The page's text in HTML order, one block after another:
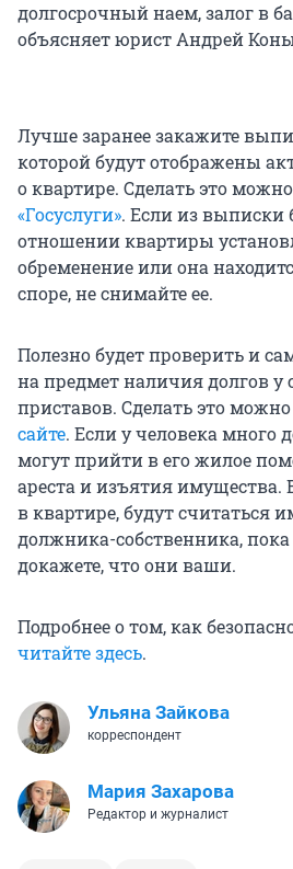
долгосрочный наем, залог в
объясняет юрист Андрей
Лучше заранее закажите
которой будут отображены
о квартире. Сделать это можно
«Госуслуги». Если из выписки
отношении квартиры
обременение или она
споре, не снимайте ее.
Полезно будет проверить и
на предмет наличия долгов у
приставов. Сделать это можно
сайте. Если у человека много
могут прийти в его жилое
ареста и изъятия
в квартире, будут считаться
должника-собственника,
докажете, что они ваши.
Подробнее о том, как
читайте здесь.
Ульяна Зайкова
корреспондент
Мария Захарова
Редактор и журналист